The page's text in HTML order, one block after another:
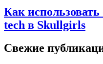
Как
tech в Skullgirls
Свежие